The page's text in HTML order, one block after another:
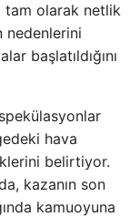
tam olarak netlik
nedenlerini
başlatıldığını
hava
belirtiyor.
kazanın son
kamuoyuna